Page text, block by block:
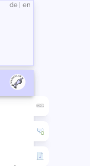
de en